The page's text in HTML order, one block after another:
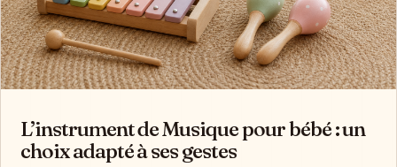
L’instrument de Musique pour bébé : un
choix adapté à ses gestes